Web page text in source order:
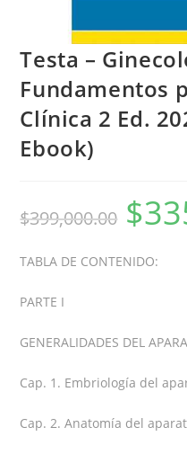
Testa –
Fundamentos
Clínica 2 Ed.
Ebook)
$399,000.00 $
TABLA DE CONTENIDO:
PARTE I
GENERALIDADES DEL
Cap. 1. Embriología del
Cap. 2. Anatomía del